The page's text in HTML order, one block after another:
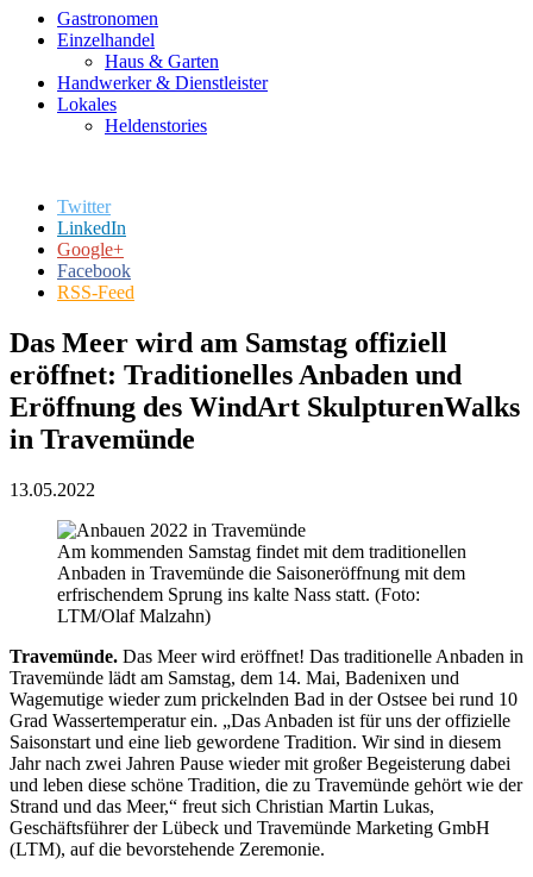
Gastronomen
Einzelhandel
Haus & Garten
Handwerker & Dienstleister
Lokales
Heldenstories
Twitter
LinkedIn
Google+
Facebook
RSS-Feed
Das Meer wird am Samstag offiziell
eröffnet: Traditionelles Anbaden und
Eröffnung des WindArt SkulpturenWalks
in Travemünde
13.05.2022
Am kommenden Samstag findet mit dem traditionellen
Anbaden in Travemünde die Saisoneröffnung mit dem
erfrischendem Sprung ins kalte Nass statt. (Foto:
LTM/Olaf Malzahn)
Travemünde. Das Meer wird eröffnet! Das traditionelle Anbaden in
Travemünde lädt am Samstag, dem 14. Mai, Badenixen und
Wagemutige wieder zum prickelnden Bad in der Ostsee bei rund 10
Grad Wassertemperatur ein. „Das Anbaden ist für uns der offizielle
Saisonstart und eine lieb gewordene Tradition. Wir sind in diesem
Jahr nach zwei Jahren Pause wieder mit großer Begeisterung dabei
und leben diese schöne Tradition, die zu Travemünde gehört wie der
Strand und das Meer,“ freut sich Christian Martin Lukas,
Geschäftsführer der Lübeck und Travemünde Marketing GmbH
(LTM), auf die bevorstehende Zeremonie.